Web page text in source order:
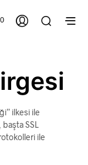
0
ilkesi ile
SSL
ile